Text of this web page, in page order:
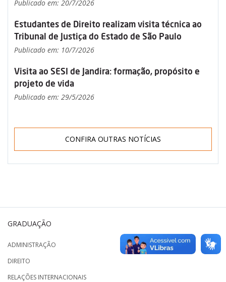
Publicado em: 20/7/2026
Estudantes de Direito realizam visita técnica ao
Tribunal de Justiça do Estado de São Paulo
Publicado em: 10/7/2026
Visita ao SESI de Jandira: formação, propósito e
projeto de vida
Publicado em: 29/5/2026
CONFIRA OUTRAS NOTÍCIAS
GRADUAÇÃO
ADMINISTRAÇÃO
DIREITO
RELAÇÕES INTERNACIONAIS